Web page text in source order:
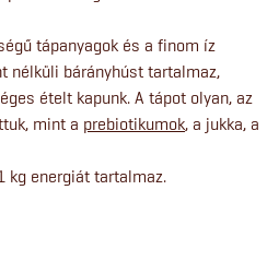
tápanyagok és a finom íz
nélküli bárányhúst tartalmaz,
ételt kapunk. A tápot olyan, az
mint a prebiotikumok, a jukka, a
kg energiát tartalmaz.